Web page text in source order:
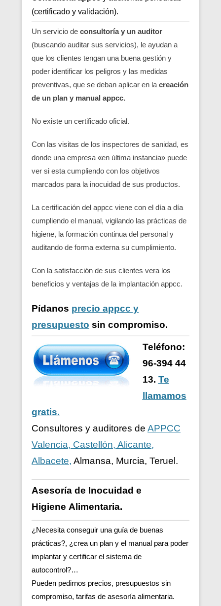
(certificado y validación).
Un servicio de consultoría y un auditor
(buscando auditar sus servicios), le ayudan a
que los clientes tengan una buena gestión y
poder identificar los peligros y las medidas
preventivas, que se deban aplicar en la creación
de un plan y manual appcc.
No existe un certificado oficial.
Con las visitas de los inspectores de sanidad, es
donde una empresa «en última instancia» puede
ver si esta cumpliendo con los objetivos
marcados para la inocuidad de sus productos.
La certificación del appcc viene con el día a día
cumpliendo el manual, vigilando las prácticas de
higiene, la formación continua del personal y
auditando de forma externa su cumplimiento.
Con la satisfacción de sus clientes vera los
beneficios y ventajas de la implantación appcc.
Pídanos precio appcc y
presupuesto sin compromiso.
Teléfono:
96-394 44
13. Te
llamamos
gratis.
Consultores y auditores de APPCC
Valencia, Castellón, Alicante,
Albacete, Almansa, Murcia, Teruel.
Asesoría de Inocuidad e
Higiene Alimentaria.
¿Necesita conseguir una guía de buenas
prácticas?, ¿crea un plan y el manual para poder
implantar y certificar el sistema de
autocontrol?…
Pueden pedirnos precios, presupuestos sin
compromiso, tarifas de asesoría alimentaria.